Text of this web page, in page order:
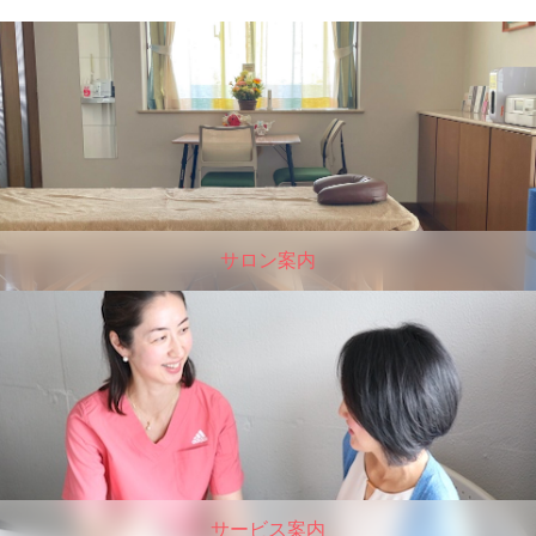
サロン案内
サービス案内